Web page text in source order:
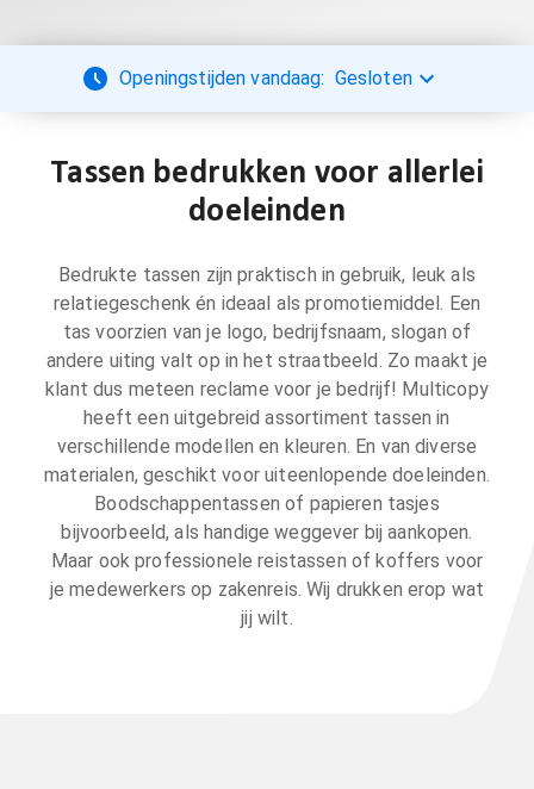
Openingstijden vandaag: Gesloten
Tassen bedrukken voor allerlei
doeleinden
Bedrukte tassen zijn praktisch in gebruik, leuk als
relatiegeschenk én ideaal als promotiemiddel. Een
tas voorzien van je logo, bedrijfsnaam, slogan of
andere uiting valt op in het straatbeeld. Zo maakt je
klant dus meteen reclame voor je bedrijf! Multicopy
heeft een uitgebreid assortiment tassen in
verschillende modellen en kleuren. En van diverse
materialen, geschikt voor uiteenlopende doeleinden.
Boodschappentassen of papieren tasjes
bijvoorbeeld, als handige weggever bij aankopen.
Maar ook professionele reistassen of koffers voor
je medewerkers op zakenreis. Wij drukken erop wat
jij wilt.